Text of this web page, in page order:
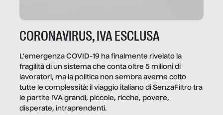
CORONAVIRUS, IVA ESCLUSA
L’emergenza COVID-19 ha finalmente rivelato la
fragilità di un sistema che conta oltre 5 milioni di
lavoratori, ma la politica non sembra averne colto
tutte le complessità: il viaggio italiano di SenzaFiltro tra
le partite IVA grandi, piccole, ricche, povere,
disperate, intraprendenti.